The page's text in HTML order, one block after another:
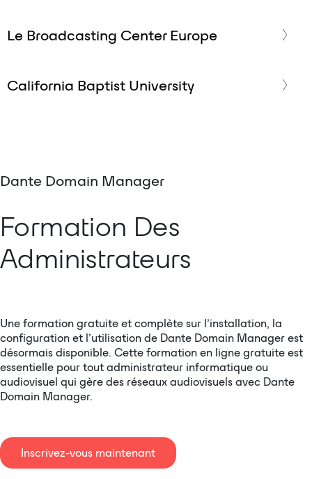
Le Broadcasting Center Europe
California Baptist University
Dante Domain Manager
Formation Des
Administrateurs
Une formation gratuite et complète sur l’installation, la
configuration et l’utilisation de Dante Domain Manager est
désormais disponible. Cette formation en ligne gratuite est
essentielle pour tout administrateur informatique ou
audiovisuel qui gère des réseaux audiovisuels avec Dante
Domain Manager.
Inscrivez-vous maintenant